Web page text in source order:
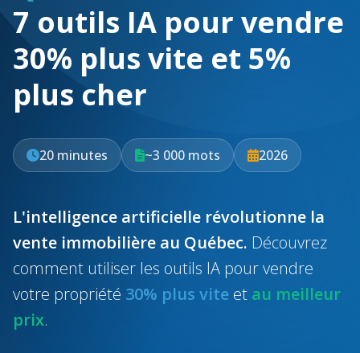
7 outils IA pour vendre
30% plus vite et 5%
plus cher
20 minutes ~3 000 mots 2026
L'intelligence artificielle révolutionne la
vente immobilière au Québec. Découvrez
comment utiliser les outils IA pour vendre
votre propriété 30% plus vite et au meilleur
prix.